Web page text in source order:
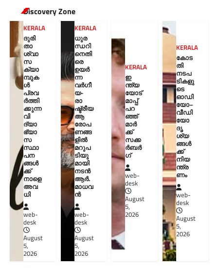
Discovery Zone
KERALA
ദുരി
താ
ശ്വാ
സ
ക്യാ
മ്പുക
ൾ
പ്രവ
ർത്തി
ക്കുന്ന
വി
ദ്യാ
ഭ്യാ
സ
സ്ഥാ
പന
ങ്ങൾ
ക്ക്
നാളെ
അവ
ധി
web-
desk
August
5,
2026
KERALA
ധുര
ന്ധറി
നെതി
രെ
ഉയർ
ന്ന
വർഗീ
യ-
രാ
ഷ്ട്രീയ
ആ
രോപ
ണങ്ങ
ളിൽ
മറുപ
ടിയു
മായി
നടൻ
ആർ.
മാധവ
ൻ
web-
desk
August
5,
2026
KERALA
ഇ
ന്ത്യ
യോട്
മാപ്പ്
പറ
ഞ്ഞ്
മാർ
ക്ക്
സക്ക
ർബർ
ഗ്
web-
desk
August
5,
2026
KERALA
കോട
തി
നടപ
ടികളു
ടെ
ഓഡി
യോ–
വീഡി
യോ
ദൃ
ശ്യ
ങ്ങൾ
ക്ക്
നിയ
ന്ത്ര
ണം
web-
desk
August
5,
2026